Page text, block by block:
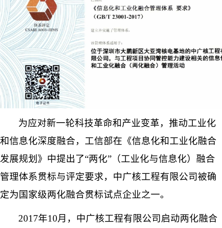
为应对新一轮科技革命和产业变革，推动工业化
和信息化深度融合，工信部在《信息化和工业化融合
发展规划》中提出了“两化”（工业化与信息化）融合
管理体系贯标与评定要求，中广核工程有限公司被确
定为国家级两化融合贯标试点企业之一。
2017年10月，中广核工程有限公司启动两化融合